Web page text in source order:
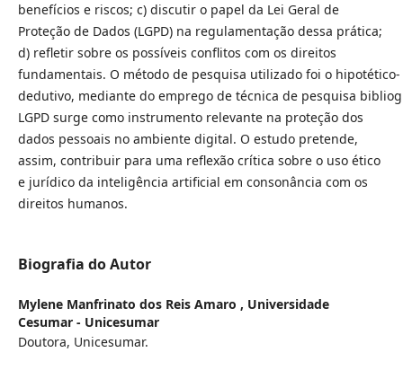
benefícios e riscos; c) discutir o papel da Lei Geral de
Proteção de Dados (LGPD) na regulamentação dessa prática;
d) refletir sobre os possíveis conflitos com os direitos
fundamentais. O método de pesquisa utilizado foi o hipotético-
dedutivo, mediante do emprego de técnica de pesquisa
LGPD surge como instrumento relevante na proteção dos
dados pessoais no ambiente digital. O estudo pretende,
assim, contribuir para uma reflexão crítica sobre o uso ético
e jurídico da inteligência artificial em consonância com os
direitos humanos.
Biografia do Autor
Mylene Manfrinato dos Reis Amaro , Universidade
Cesumar - Unicesumar
Doutora, Unicesumar.